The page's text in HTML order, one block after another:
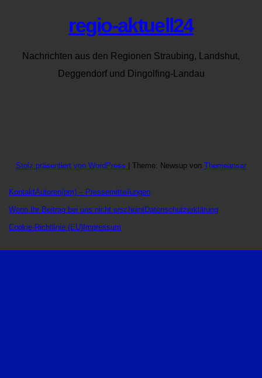
regio-aktuell24
Nachrichten aus den Regionen Straubing, Landshut,
Deggendorf und Dingolfing-Landau
Stolz präsentiert von WordPress Theme: Newsup von Themeansar
KontaktAutoren(pm) – Pressemitteilungen
Wenn Ihr Beitrag bei uns nicht erscheintDatenschutzerklärung
Cookie-Richtlinie (EU) Impressum